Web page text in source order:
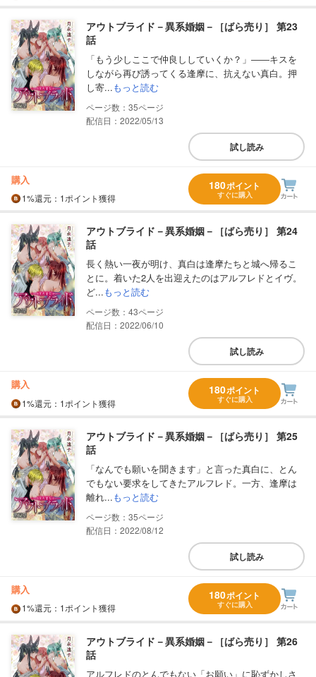
アウトブライド－異系婚姻－［ばら売り］ 第23
話
「もう少しここで仲良ししていくか？」――キスを
しながら再び誘ってくる逢摩に、抗えない真白。押
し寄...もっと読む
35
配信日：2022/05/13
試し読み
購入
1%還元 ：1ポイント獲得
180ポイント
すぐに購入
アウトブライド－異系婚姻－［ばら売り］ 第24
話
長く熱い一夜が明け、真白は逢摩たちと城へ帰るこ
とに。着いた2人を出迎えたのはアルフレドとイヴ。
ど...もっと読む
43
配信日：2022/06/10
試し読み
購入
1%還元 ：1ポイント獲得
180ポイント
すぐに購入
アウトブライド－異系婚姻－［ばら売り］ 第25
話
「なんでも願いを聞きます」と言った真白に、とん
でもない要求をしてきたアルフレド。一方、逢摩は
離れ...もっと読む
35
配信日：2022/08/12
試し読み
購入
1%還元 ：1ポイント獲得
180ポイント
すぐに購入
アウトブライド－異系婚姻－［ばら売り］ 第26
話
アルフレドのとんでもない「お願い」に恥ずかしさ